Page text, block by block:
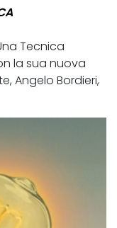
Tecnica
la sua nuova
Angelo Bordieri,